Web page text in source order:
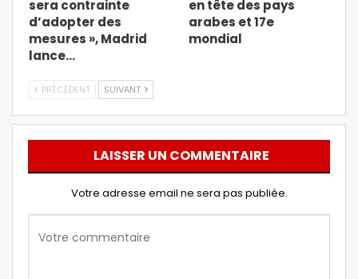
sera contrainte
d’adopter des
mesures », Madrid
lance…
en tête des pays
arabes et 17e
mondial
PRÉCÉDENT SUIVANT
LAISSER UN COMMENTAIRE
Votre adresse email ne sera pas publiée.